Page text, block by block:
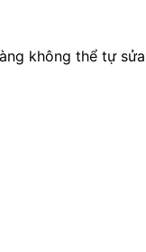
không thể tự